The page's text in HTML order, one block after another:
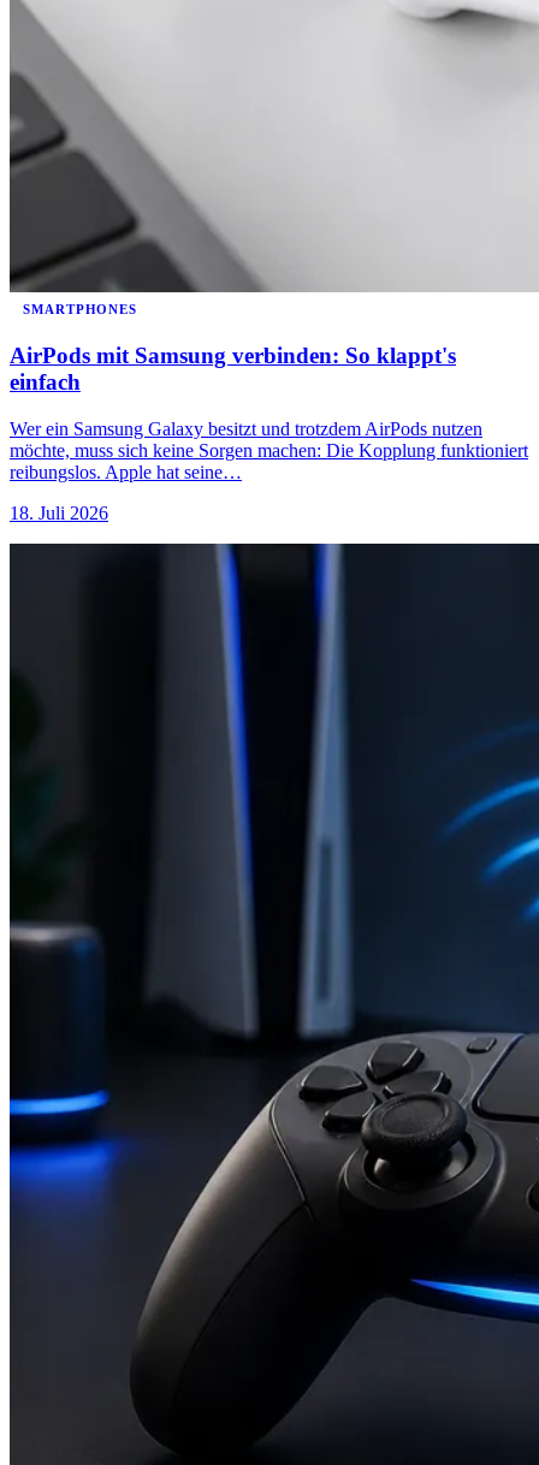
SMARTPHONES
AirPods mit Samsung verbinden: So klappt's
einfach
Wer ein Samsung Galaxy besitzt und trotzdem AirPods nutzen
möchte, muss sich keine Sorgen machen: Die Kopplung funktioniert
reibungslos. Apple hat seine…
18. Juli 2026